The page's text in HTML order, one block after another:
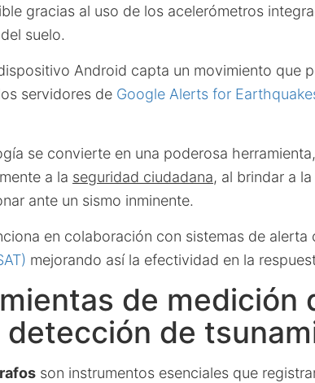
gracias al uso de los acelerómetros
suelo.
Android capta un movimiento que
servidores de Google Alerts for
se convierte en una poderosa
a la seguridad ciudadana, al brindar a
ante un sismo inminente.
en colaboración con sistemas de alerta
mejorando así la efectividad en la
de medición
detección de
son instrumentos esenciales que